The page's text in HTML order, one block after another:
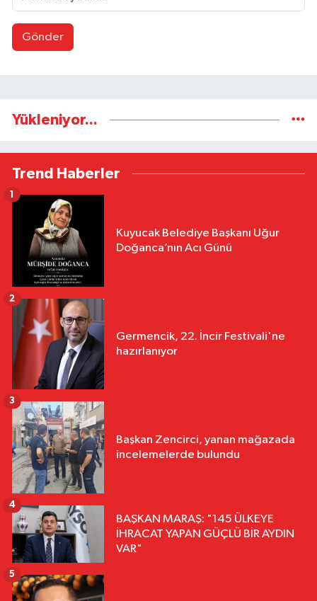
Gönder
Yükleniyor...
Trend Haberler
Kuyucak Belediye Başkanı Uğur
Doğanca’nın Acı Günü
1
Germencik, 22. İncir Festivali'ne
hazırlanıyor
2
Başkan Zencirci, yanan mağazada
incelemelerde bulundu
3
BAŞKAN MARAŞ: "145 ÜLKEYE
İHRACAT YAPAN GÜÇLÜ BİR AYDIN
VAR"
4
5